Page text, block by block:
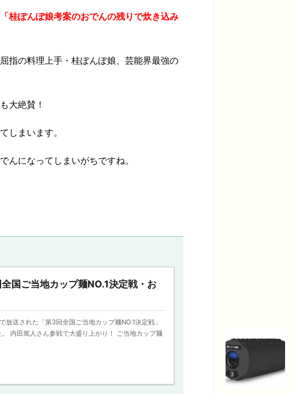
桂ぽんぽ娘考案のおでんの残りで炊き込み
指の料理上手・桂ぽんぽ娘、芸能界最強の
大絶賛！
しまいます。
んになってしまいがちですね。
国ご当地カップ麺NO.1決定戦・お
送された「第3回全国ご当地カップ麺NO.1決定戦」
内田篤人さん参戦で大盛り上がり！ ご当地カップ麺